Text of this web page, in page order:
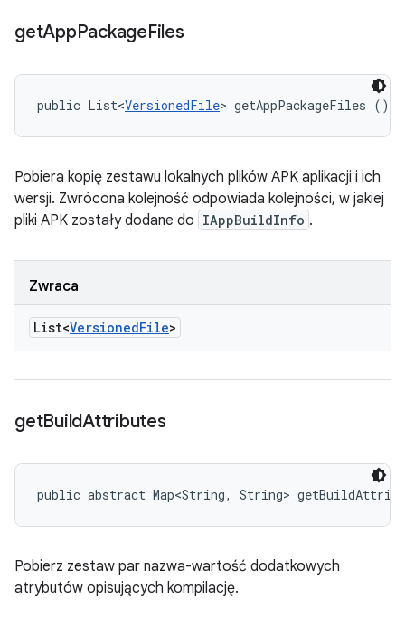
getAppPackageFiles
public List<VersionedFile> getAppPackageFiles ()
Pobiera kopię zestawu lokalnych plików APK aplikacji i ich
wersji. Zwrócona kolejność odpowiada kolejności, w jakiej
pliki APK zostały dodane do IAppBuildInfo .
Zwraca
List<VersionedFile>
getBuildAttributes
public abstract Map<String, String>
Pobierz zestaw par nazwa-wartość dodatkowych
atrybutów opisujących kompilację.